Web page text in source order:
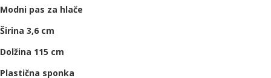
Modni pas za hlače
Širina 3,6 cm
Dolžina 115 cm
Plastična sponka